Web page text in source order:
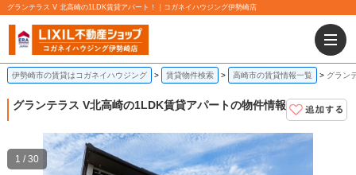
グランテラス V 北高崎の1LDK賃貸アパート！｜コガネイハウジング伊勢崎店
伊勢崎市の賃貸はコガネイハウジング 賃貸物件検索 高崎市の賃貸情報一覧 グラン
グランテラス V北高崎の1LDK賃貸アパートの物件情報
1 / 30